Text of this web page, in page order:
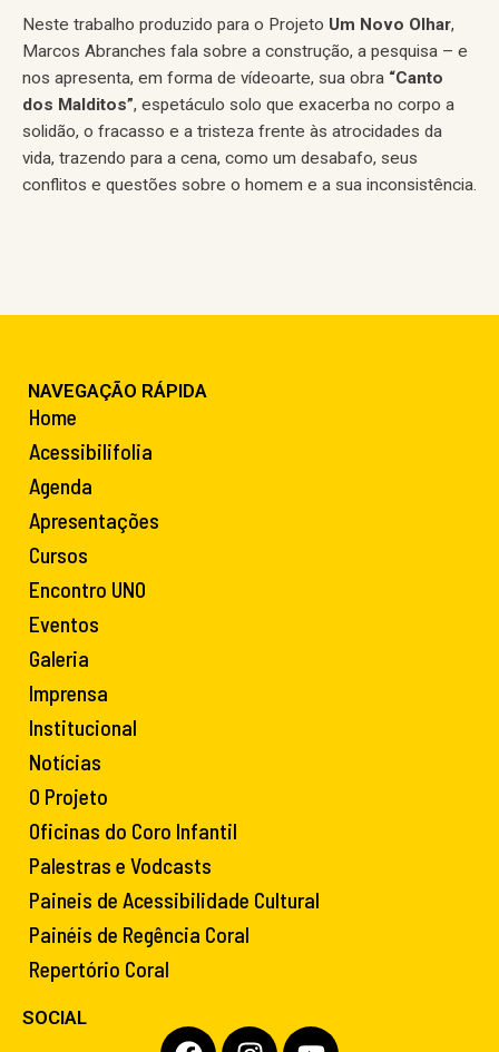
Neste trabalho produzido para o Projeto Um Novo Olhar,
Marcos Abranches fala sobre a construção, a pesquisa – e
nos apresenta, em forma de vídeoarte, sua obra “Canto
dos Malditos”, espetáculo solo que exacerba no corpo a
solidão, o fracasso e a tristeza frente às atrocidades da
vida, trazendo para a cena, como um desabafo, seus
conflitos e questões sobre o homem e a sua inconsistência.
NAVEGAÇÃO RÁPIDA
Home
Acessibilifolia
Agenda
Apresentações
Cursos
Encontro UNO
Eventos
Galeria
Imprensa
Institucional
Notícias
O Projeto
Oficinas do Coro Infantil
Palestras e Vodcasts
Paineis de Acessibilidade Cultural
Painéis de Regência Coral
Repertório Coral
SOCIAL